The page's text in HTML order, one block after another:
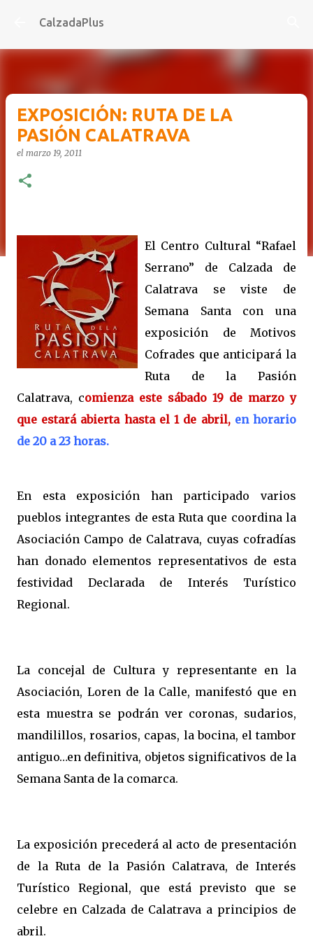
Ir al contenido principal
CalzadaPlus
EXPOSICIÓN: RUTA DE LA
PASIÓN CALATRAVA
el marzo 19, 2011
El Centro Cultural “Rafael
Serrano” de Calzada de
Calatrava se viste de
Semana Santa con una
exposición de Motivos
Cofrades que anticipará la
Ruta de la Pasión
Calatrava, comienza este sábado 19 de marzo y
que estará abierta hasta el 1 de abril, en horario
de 20 a 23 horas.
En esta exposición han participado varios
pueblos integrantes de esta Ruta que coordina la
Asociación Campo de Calatrava, cuyas cofradías
han donado elementos representativos de esta
festividad Declarada de Interés Turístico
Regional.
La concejal de Cultura y representante en la
Asociación, Loren de la Calle, manifestó que en
esta muestra se podrán ver coronas, sudarios,
mandilillos, rosarios, capas, la bocina, el tambor
antiguo…en definitiva, objetos significativos de la
Semana Santa de la comarca.
La exposición precederá al acto de presentación
de la Ruta de la Pasión Calatrava, de Interés
Turístico Regional, que está previsto que se
celebre en Calzada de Calatrava a principios de
abril.